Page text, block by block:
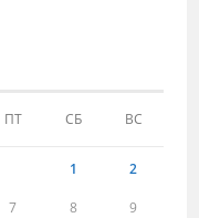
ПТ СБ ВС
1 2
7 8 9